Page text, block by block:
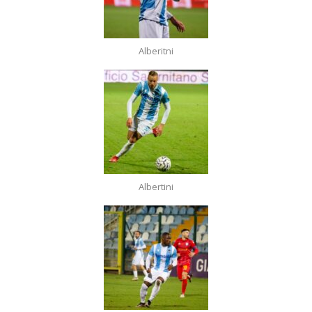
Alberitni
Albertini